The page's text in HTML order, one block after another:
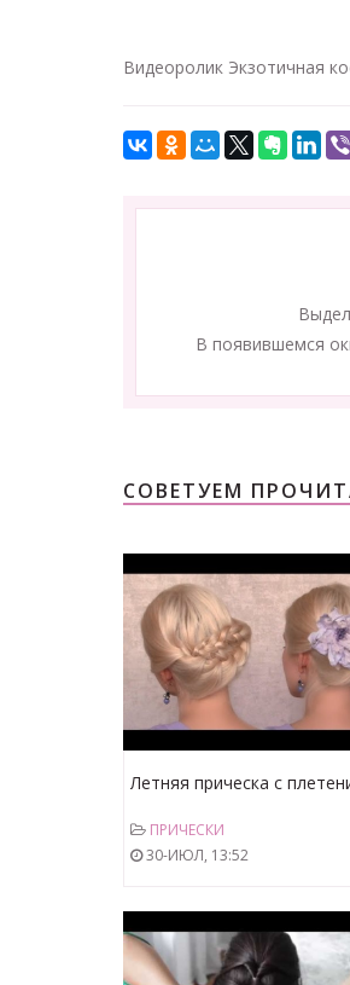
Видеоролик Экзотичная
В появившемся
СОВЕТУЕМ
Летняя прическа с
длинные волосы своими
ПРИЧЕСКИ
30-ИЮЛ, 13:52